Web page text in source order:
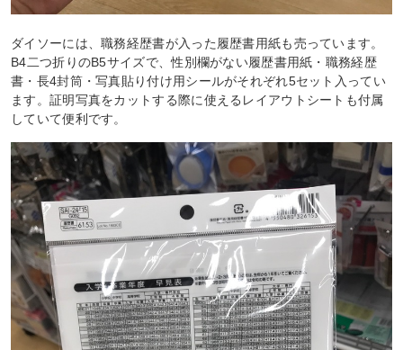
ダイソーには、職務経歴書が入った履歴書用紙も売っています。
B4二つ折りのB5サイズで、性別欄がない履歴書用紙・職務経歴
書・長4封筒・写真貼り付け用シールがそれぞれ5セット入ってい
ます。証明写真をカットする際に使えるレイアウトシートも付属
していて便利です。